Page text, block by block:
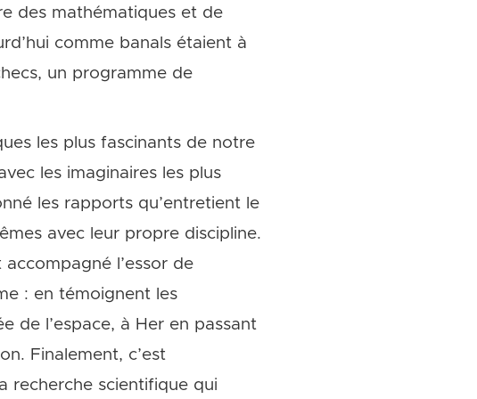
des mathématiques et de
comme banals étaient à
un programme de
les plus fascinants de notre
les imaginaires les plus
les rapports qu’entretient le
avec leur propre discipline.
l’essor de
: en témoignent les
de l’espace, à Her en passant
Finalement, c’est
recherche scientifique qui